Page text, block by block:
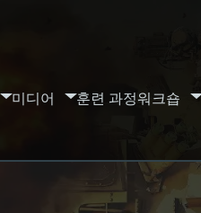
미디어 훈련 과정워크숍